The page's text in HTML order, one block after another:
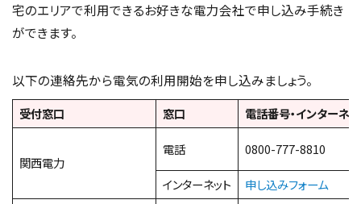
宅のエリアで利用できるお好きな電力会社で申し込み手続き
ができます。
以下の連絡先から電気の利用開始を申し込みましょう。
受付窓口 窓口 電話番号・インターネ
関西電力
電話 0800-777-8810
インターネット 申し込みフォーム